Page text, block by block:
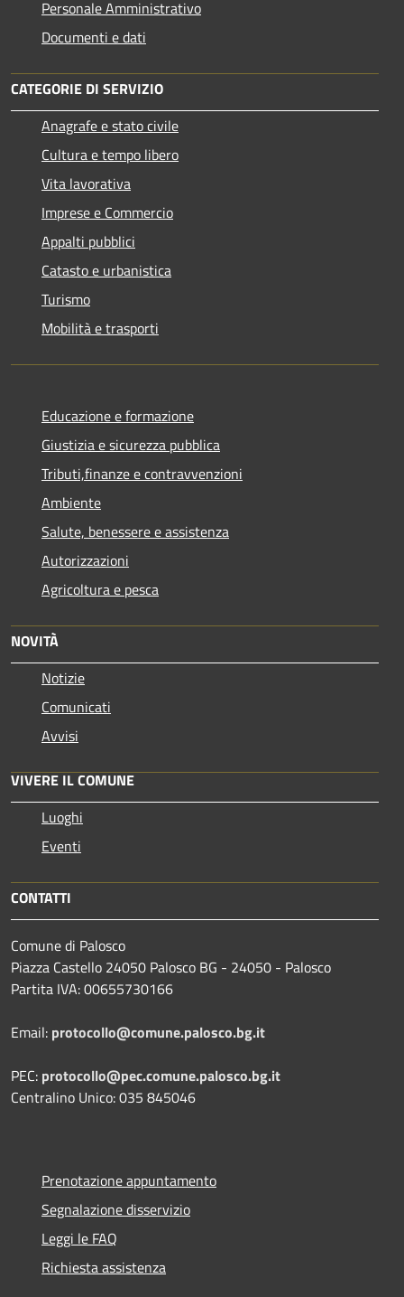
Personale Amministrativo
Documenti e dati
CATEGORIE DI SERVIZIO
Anagrafe e stato civile
Cultura e tempo libero
Vita lavorativa
Imprese e Commercio
Appalti pubblici
Catasto e urbanistica
Turismo
Mobilità e trasporti
Educazione e formazione
Giustizia e sicurezza pubblica
Tributi,finanze e contravvenzioni
Ambiente
Salute, benessere e assistenza
Autorizzazioni
Agricoltura e pesca
NOVITÀ
Notizie
Comunicati
Avvisi
VIVERE IL COMUNE
Luoghi
Eventi
CONTATTI
Comune di Palosco
Piazza Castello 24050 Palosco BG - 24050 - Palosco
Partita IVA: 00655730166
Email: protocollo@comune.palosco.bg.it
PEC: protocollo@pec.comune.palosco.bg.it
Centralino Unico: 035 845046
Prenotazione appuntamento
Segnalazione disservizio
Leggi le FAQ
Richiesta assistenza